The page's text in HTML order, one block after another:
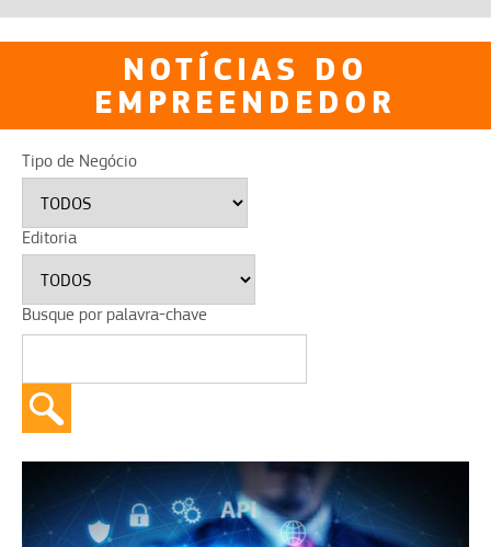
NOTÍCIAS DO
EMPREENDEDOR
Tipo de Negócio
Editoria
Busque por palavra-chave